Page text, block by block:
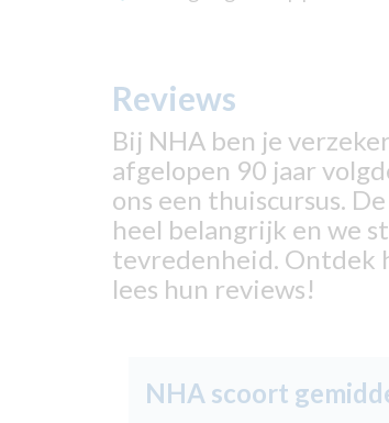
Reviews
Bij NHA ben je
afgelopen 90 jaar
ons een thuiscursus. De
heel belangrijk en we
tevredenheid. Ontdek
lees hun reviews!
NHA scoort